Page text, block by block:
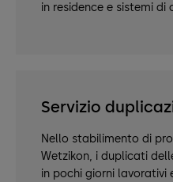
in residence e sistemi di
Servizio
Nello stabilimento di
Wetzikon, i duplicati
in pochi giorni lavorativi